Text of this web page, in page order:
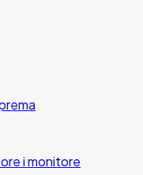
i monitore